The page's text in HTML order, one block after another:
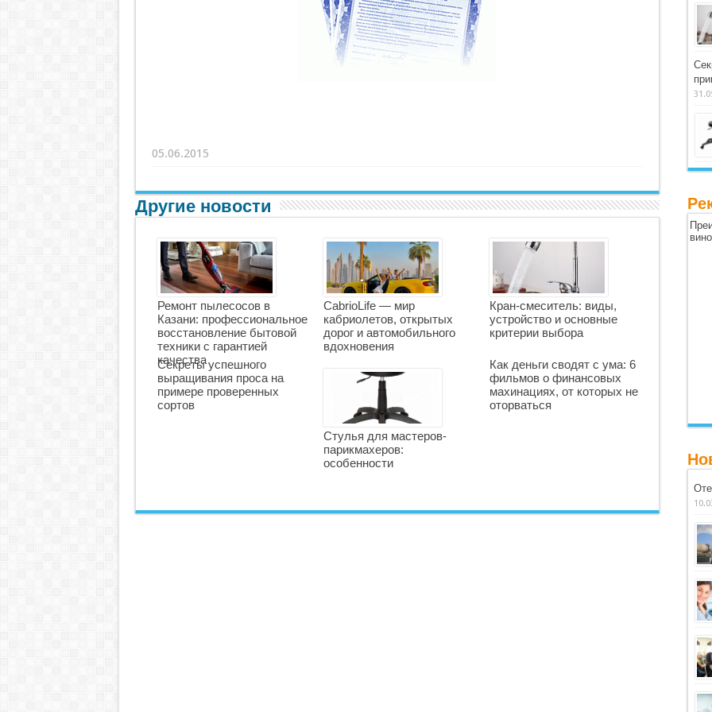
05.06.2015
Другие новости
Ремонт пылесосов в
Казани: профессиональное
восстановление бытовой
техники с гарантией
качества
CabrioLife — мир
кабриолетов, открытых
дорог и автомобильного
вдохновения
Кран-смеситель: виды,
устройство и основные
критерии выбора
Секреты успешного
выращивания проса на
примере проверенных
сортов
Стулья для мастеров-
парикмахеров:
особенности
Как деньги сводят с ума: 6
фильмов о финансовых
махинациях, от которых не
оторваться